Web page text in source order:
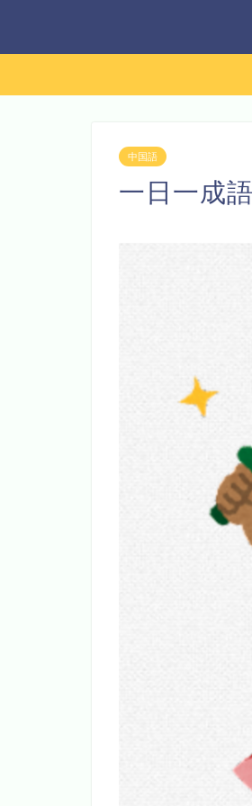
中国語
一日一成